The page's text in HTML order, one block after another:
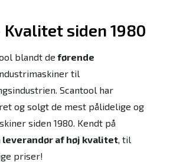
Kvalitet siden 1980
blandt de førende
til
Scantool har
og solgt de mest pålidelige og
siden 1980. Kendt på
leverandør af høj kvalitet, til
priser!